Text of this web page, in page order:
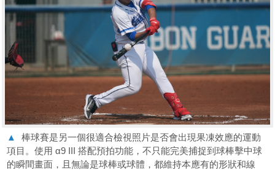
▲
棒球賽是另一個很適合檢視照片是否會出現果凍效應的運動
項目。使用 α9 III 搭配預拍功能，不只能完美捕捉到球棒擊中球
的瞬間畫面，且無論是球棒或球體，都維持本應有的形狀和線